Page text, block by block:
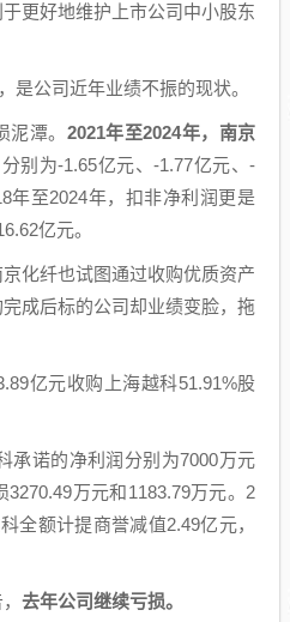
更好地维护上市公司中小股东
是公司近年业绩不振的现状。
潭。 2021年至2024年，南京
分别为-1.65亿元、-1.77亿元、-
年至2024年，扣非净利润更是
亿元。
化纤也试图通过收购优质资产
成后标的公司却业绩变脸，拖
亿元收购上海越科51.91%股
承诺的净利润分别为7000万元
万元和1183.79万元。2
全额计提商誉减值2.49亿元，
去年公司继续亏损。